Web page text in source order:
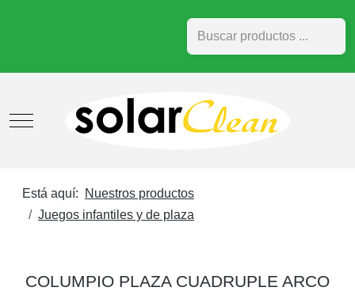
Buscar
Mobile Menu Toggle
Está aquí:
Nuestros productos
Juegos infantiles y de plaza
COLUMPIO PLAZA CUADRUPLE ARCO